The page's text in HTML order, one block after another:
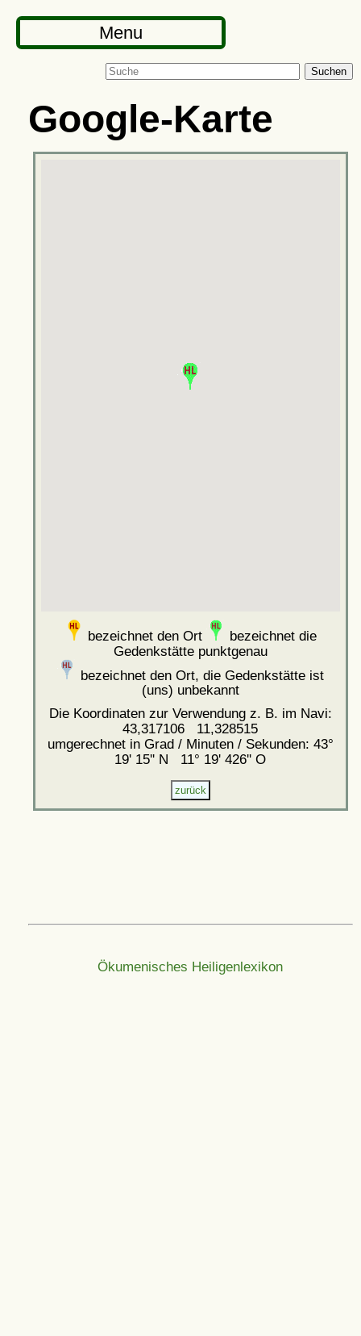
Menu
Suchen
Google-Karte
bezeichnet den Ort
bezeichnet die
Gedenkstätte punktgenau
bezeichnet den Ort, die Gedenkstätte ist
(uns) unbekannt
Die Koordinaten zur Verwendung z. B. im Navi:
43,317106 11,328515
umgerechnet in Grad / Minuten / Sekunden: 43°
19' 15'' N 11° 19' 426'' O
Ökumenisches Heiligenlexikon